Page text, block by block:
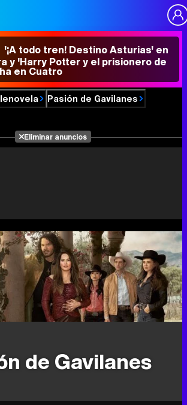
'¡A todo tren! Destino Asturias' en
y 'Harry Potter y el prisionero de
en Cuatro
Pasión de Gavilanes
Eliminar anuncios
de Gavilanes